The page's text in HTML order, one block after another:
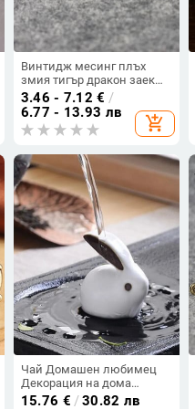
Винтидж месинг плъх
змия тигър дракон заек
мишка украшение мед
миниатюрна фигурка на
животно домашен декор
занаяти украса за работен
3.46 - 7.12 € /
6.77 - 13.93 лв
add_shopping_cart
Чай Домашен любимец
Декорация на дома
Подноси за сервиране на
15.76 € /30.82 лв